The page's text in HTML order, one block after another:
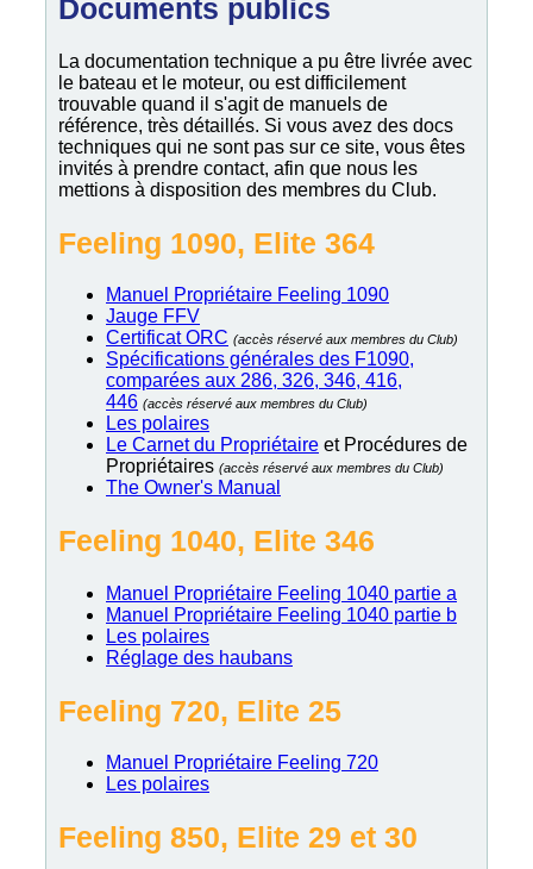
Documents publics
La documentation technique a pu être livrée avec
le bateau et le moteur, ou est difficilement
trouvable quand il s'agit de manuels de
référence, très détaillés. Si vous avez des docs
techniques qui ne sont pas sur ce site, vous êtes
invités à prendre contact, afin que nous les
mettions à disposition des membres du Club.
Feeling 1090, Elite 364
Manuel Propriétaire Feeling 1090
Jauge FFV
Certificat ORC (accès réservé aux membres du Club)
Spécifications générales des F1090,
comparées aux 286, 326, 346, 416,
446 (accès réservé aux membres du Club)
Les polaires
Le Carnet du Propriétaire et Procédures de
Propriétaires (accès réservé aux membres du Club)
The Owner's Manual
Feeling 1040, Elite 346
Manuel Propriétaire Feeling 1040 partie a
Manuel Propriétaire Feeling 1040 partie b
Les polaires
Réglage des haubans
Feeling 720, Elite 25
Manuel Propriétaire Feeling 720
Les polaires
Feeling 850, Elite 29 et 30